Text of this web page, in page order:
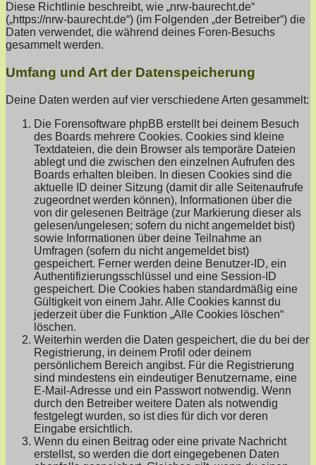
Diese Richtlinie beschreibt, wie „nrw-baurecht.de“
(„https://nrw-baurecht.de“) (im Folgenden „der Betreiber“) die
Daten verwendet, die während deines Foren-Besuchs
gesammelt werden.
Umfang und Art der Datenspeicherung
Deine Daten werden auf vier verschiedene Arten gesammelt:
Die Forensoftware phpBB erstellt bei deinem Besuch
des Boards mehrere Cookies. Cookies sind kleine
Textdateien, die dein Browser als temporäre Dateien
ablegt und die zwischen den einzelnen Aufrufen des
Boards erhalten bleiben. In diesen Cookies sind die
aktuelle ID deiner Sitzung (damit dir alle Seitenaufrufe
zugeordnet werden können), Informationen über die
von dir gelesenen Beiträge (zur Markierung dieser als
gelesen/ungelesen; sofern du nicht angemeldet bist)
sowie Informationen über deine Teilnahme an
Umfragen (sofern du nicht angemeldet bist)
gespeichert. Ferner werden deine Benutzer-ID, ein
Authentifizierungsschlüssel und eine Session-ID
gespeichert. Die Cookies haben standardmäßig eine
Gültigkeit von einem Jahr. Alle Cookies kannst du
jederzeit über die Funktion „Alle Cookies löschen“
löschen.
Weiterhin werden die Daten gespeichert, die du bei der
Registrierung, in deinem Profil oder deinem
persönlichem Bereich angibst. Für die Registrierung
sind mindestens ein eindeutiger Benutzername, eine
E-Mail-Adresse und ein Passwort notwendig. Wenn
durch den Betreiber weitere Daten als notwendig
festgelegt wurden, so ist dies für dich vor deren
Eingabe ersichtlich.
Wenn du einen Beitrag oder eine private Nachricht
erstellst, so werden die dort eingegebenen Daten